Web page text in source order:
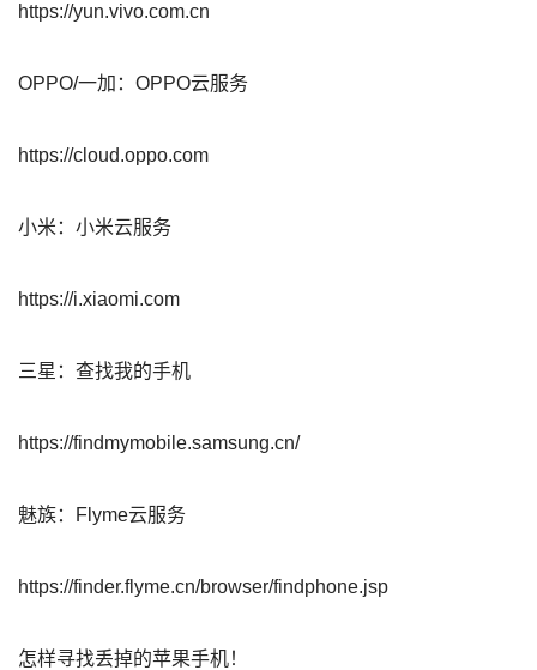
https://yun.vivo.com.cn
OPPO/一加：OPPO云服务
https://cloud.oppo.com
小米：小米云服务
https://i.xiaomi.com
三星：查找我的手机
https://findmymobile.samsung.cn/
魅族：Flyme云服务
https://finder.flyme.cn/browser/findphone.jsp
怎样寻找丢掉的苹果手机！